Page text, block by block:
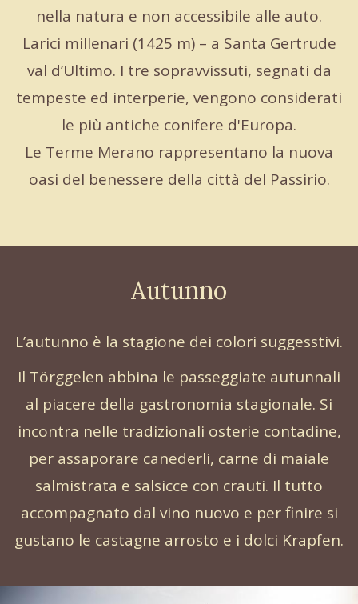
nella natura e non accessibile alle auto.
Larici millenari (1425 m) – a Santa Gertrude
val d’Ultimo. I tre sopravvissuti, segnati da
tempeste ed interperie, vengono considerati
le più antiche conifere d'Europa.
Le Terme Merano rappresentano la nuova
oasi del benessere della città del Passirio.
Autunno
L’autunno è la stagione dei colori suggesstivi.
Il Törggelen abbina le passeggiate autunnali
al piacere della gastronomia stagionale. Si
incontra nelle tradizionali osterie contadine,
per assaporare canederli, carne di maiale
salmistrata e salsicce con crauti. Il tutto
accompagnato dal vino nuovo e per finire si
gustano le castagne arrosto e i dolci Krapfen.